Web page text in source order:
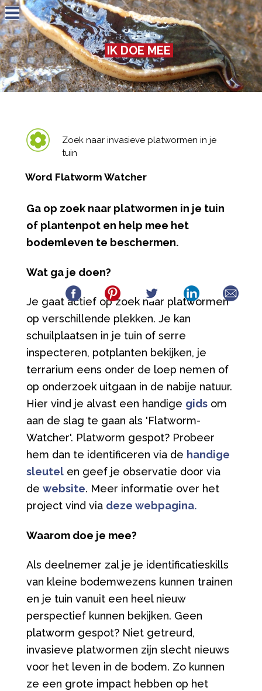
Jump to navigation
IK DOE MEE
Zoek naar invasieve platwormen in je
tuin
Word Flatworm Watcher
Ga op zoek naar platwormen in je tuin
of plantenpot en help mee het
bodemleven te beschermen.
Wat ga je doen?
Je gaat actief op zoek naar platwormen
op verschillende plekken. Je kan
schuilplaatsen in je tuin of serre
inspecteren, potplanten bekijken, je
terrarium eens onder de loep nemen of
op onderzoek uitgaan in de nabije natuur.
Hier vind je alvast een handige gidsom
aan de slag te gaan als 'Flatworm-
Watcher'. Platworm gespot? Probeer
hem dan te identificeren via de handige
sleutelen geef je observatie door via
de website. Meer informatie over het
project vind via deze webpagina.
Waarom doe je mee?
Als deelnemer zal je je identificatieskills
van kleine bodemwezens kunnen trainen
en je tuin vanuit een heel nieuw
perspectief kunnen bekijken. Geen
platworm gespot? Niet getreurd,
invasieve platwormen zijn slecht nieuws
voor het leven in de bodem. Zo kunnen
ze een grote impact hebben op het